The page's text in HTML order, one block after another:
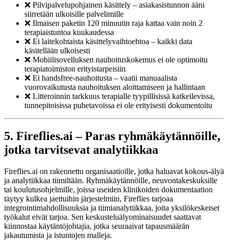
❌ Pilvipalvelupohjainen käsittely – asiakasistunnon ääni
siirretään ulkoisille palvelimille
❌ Ilmaisen paketin 120 minuutin raja kattaa vain noin 2
terapiaistuntoa kuukaudessa
❌ Ei laitekohtaista käsittelyvaihtoehtoa – kaikki data
käsitellään ulkoisesti
❌ Mobiilisovelluksen nauhoituskokemus ei ole optimoitu
terapiatoimiston erityistarpeisiin
❌ Ei handsfree-nauhoitusta – vaatii manuaalista
vuorovaikutusta nauhoituksen aloittamiseen ja hallintaan
❌ Litteroinnin tarkkuus terapialle tyypillisissä katkeilevissa,
tunnepitoisissa puhetavoissa ei ole erityisesti dokumentoitu
5. Fireflies.ai – Paras ryhmäkäytännöille,
jotka tarvitsevat analytiikkaa
Fireflies.ai on rakennettu organisaatioille, jotka haluavat kokous-älyä
ja analytiikkaa tiimiltään. Ryhmäkäytännöille, neuvontakeskuksille
tai koulutusohjelmille, joissa useiden klinikoiden dokumentaation
täytyy kulkea jaettuihin järjestelmiin, Fireflies tarjoaa
integrointimahdollisuuksia ja tiimianalytiikkaa, joita yksilökeskeiset
työkalut eivät tarjoa. Sen keskusteluälyominaisuudet saattavat
kiinnostaa käytäntöjohtajia, jotka seuraaivat tapausmäärän
jakautumista ja istuntojen malleja.